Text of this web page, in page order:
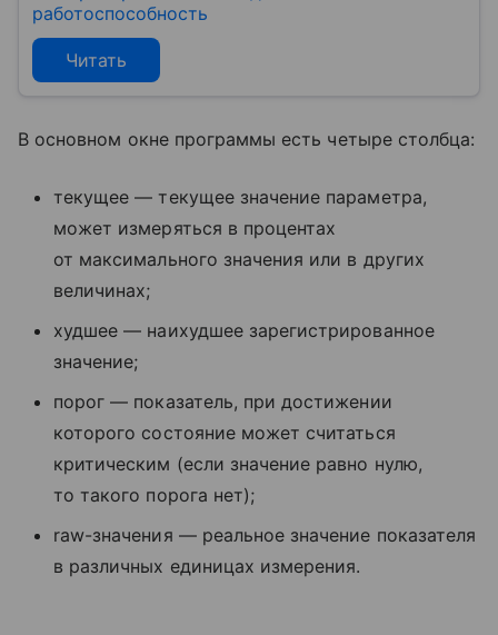
работоспособность
Читать
В основном окне программы есть четыре столбца:
текущее — текущее значение параметра,
может измеряться в процентах
от максимального значения или в других
величинах;
худшее — наихудшее зарегистрированное
значение;
порог — показатель, при достижении
которого состояние может считаться
критическим (если значение равно нулю,
то такого порога нет);
raw-значения — реальное значение показателя
в различных единицах измерения.